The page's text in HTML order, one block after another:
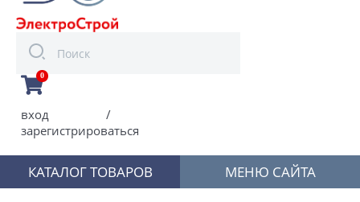
0
вход
/
зарегистрироваться
КАТАЛОГ ТОВАРОВ МЕНЮ САЙТА